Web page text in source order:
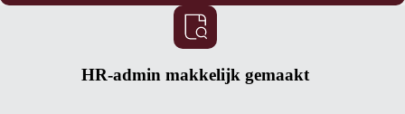
HR-admin makkelijk gemaakt